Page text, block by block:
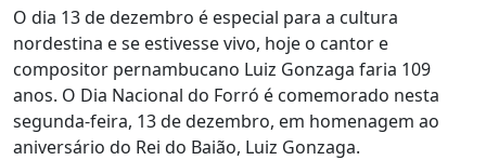
O dia 13 de dezembro é especial para a cultura
nordestina e se estivesse vivo, hoje o cantor e
compositor pernambucano Luiz Gonzaga faria 109
anos. O Dia Nacional do Forró é comemorado nesta
segunda-feira, 13 de dezembro, em homenagem ao
aniversário do Rei do Baião, Luiz Gonzaga.